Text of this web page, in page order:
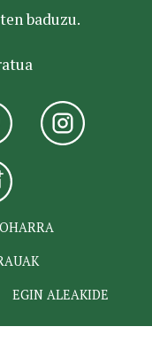
baduzu.
EGIN ALEAKIDE